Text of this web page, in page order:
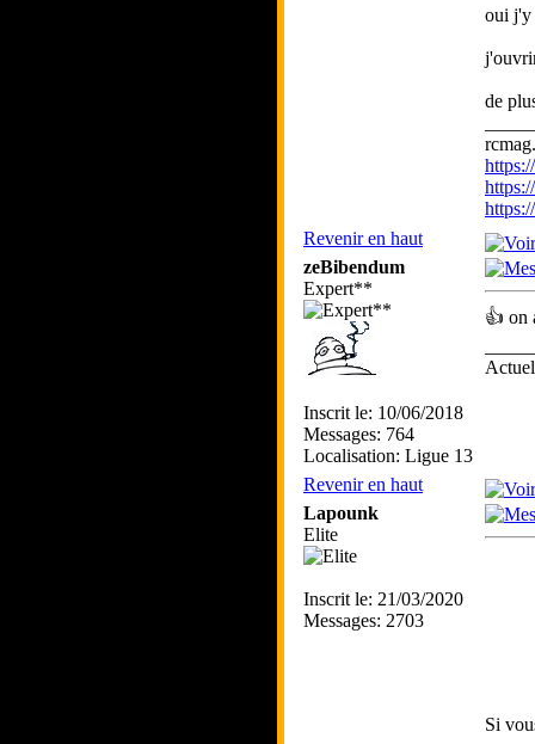
oui j'y
de
Revenir en haut
zeBibendum
Expert**
Inscrit le: 10/06/2018
Messages: 764
Localisation: Ligue 13
👍 on
Revenir en haut
Lapounk
Elite
Inscrit le: 21/03/2020
Messages: 2703
Si